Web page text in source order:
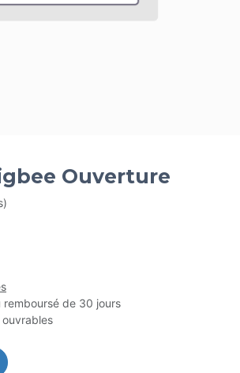
Ouverture
remboursé de 30 jours